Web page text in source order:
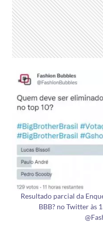
Resultado parcial da
BBB? no Twitter às